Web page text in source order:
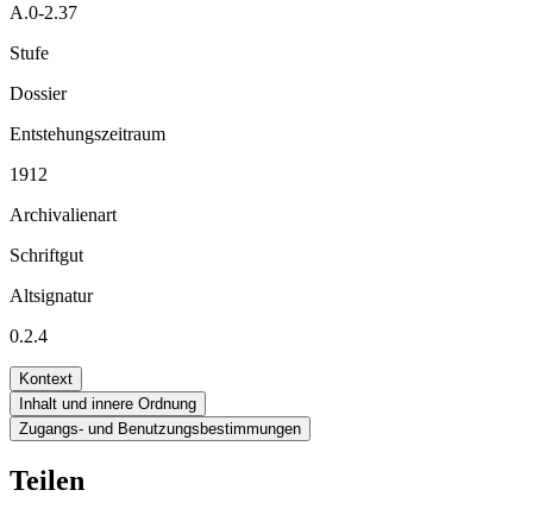
A.0-2.37
Stufe
Dossier
Entstehungszeitraum
1912
Archivalienart
Schriftgut
Altsignatur
0.2.4
Kontext
Inhalt und innere Ordnung
Zugangs- und Benutzungsbestimmungen
Teilen